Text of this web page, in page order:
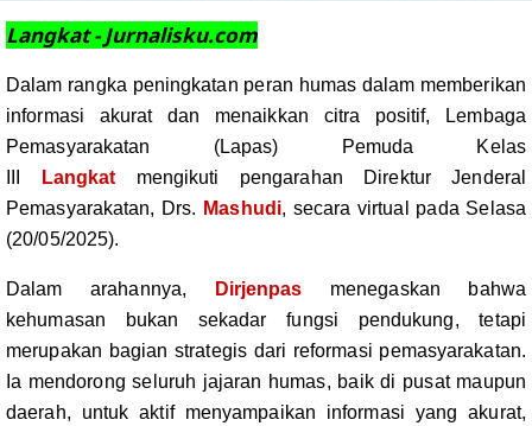
Langkat - Jurnalisku.com
Dalam rangka peningkatan peran humas dalam memberikan
informasi akurat dan menaikkan citra positif, Lembaga
Pemasyarakatan (Lapas) Pemuda Kelas
Langkat mengikuti pengarahan Direktur Jenderal
Pemasyarakatan, Drs. Mashudi, secara virtual pada Selasa
(20/05/2025).
Dalam arahannya, Dirjenpas menegaskan bahwa
kehumasan bukan sekadar fungsi pendukung, tetapi
merupakan bagian strategis dari reformasi pemasyarakatan.
Ia mendorong seluruh jajaran humas, baik di pusat maupun
daerah, untuk aktif menyampaikan informasi yang akurat,